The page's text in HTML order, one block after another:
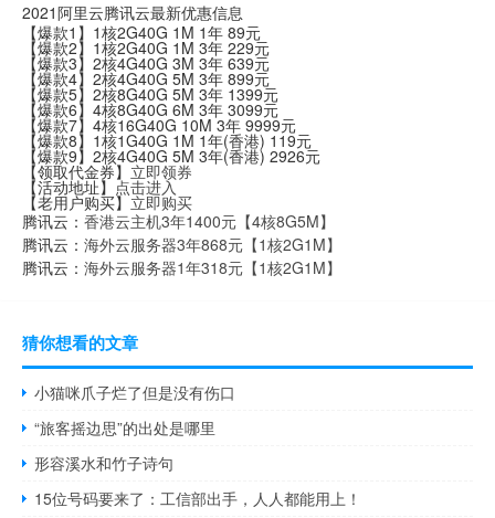
2021阿里云腾讯云最新优惠信息
【爆款1】1核2G40G 1M 1年 89元
【爆款2】1核2G40G 1M 3年 229元
【爆款3】2核4G40G 3M 3年 639元
【爆款4】2核4G40G 5M 3年 899元
【爆款5】2核8G40G 5M 3年 1399元
【爆款6】4核8G40G 6M 3年 3099元
【爆款7】4核16G40G 10M 3年 9999元
【爆款8】1核1G40G 1M 1年(香港) 119元
【爆款9】2核4G40G 5M 3年(香港) 2926元
【领取代金券】 立即领券
【活动地址】 点击进入
【老用户购买】立即购买
腾讯云： 香港云主机3年1400元【4核8G5M】
腾讯云： 海外云服务器3年868元【1核2G1M】
腾讯云： 海外云服务器1年318元【1核2G1M】
猜你想看的文章
小猫咪爪子烂了但是没有伤口
“旅客摇边思”的出处是哪里
形容溪水和竹子诗句
15位号码要来了：工信部出手，人人都能用上！